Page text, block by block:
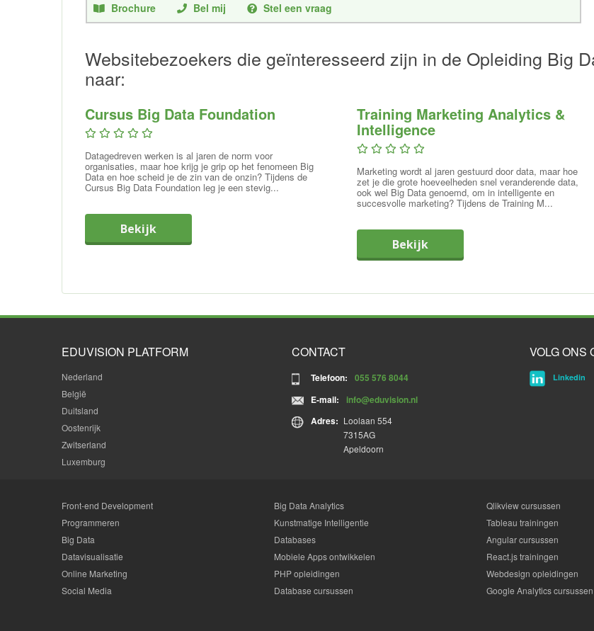
Brochure Bel mij Stel een vraag
Websitebezoekers die geïnteresseerd zijn in de Opleiding Big
naar:
Cursus Big Data Foundation
Datagedreven werken is al jaren de norm voor
organisaties, maar hoe krijg je grip op het fenomeen Big
Data en hoe scheid je de zin van de onzin? Tijdens de
Cursus Big Data Foundation leg je een stevig...
Bekijk
Training Marketing Analytics &
Intelligence
Marketing wordt al jaren gestuurd door data, maar hoe
zet je die grote hoeveelheden snel veranderende data,
ook wel Big Data genoemd, om in intelligente en
succesvolle marketing? Tijdens de Training M...
Bekijk
EDUVISION PLATFORM
Nederland
België
Duitsland
Oostenrijk
Zwitserland
Luxemburg
CONTACT
Telefoon:
055 576 8044
E-mail:
info@eduvision.nl
Adres: Loolaan 554
7315AG
Apeldoorn
VOLG ONS
Linkedin
Front-end Development
Programmeren
Big Data
Datavisualisatie
Online Marketing
Social Media
Big Data Analytics
Kunstmatige Intelligentie
Databases
Mobiele Apps ontwikkelen
PHP opleidingen
Database cursussen
Qlikview cursussen
Tableau trainingen
Angular cursussen
React.js trainingen
Webdesign opleidingen
Google Analytics cursussen